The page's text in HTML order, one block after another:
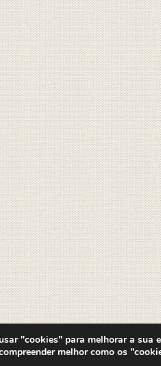
"cookies" para melhorar a sua
melhor como os